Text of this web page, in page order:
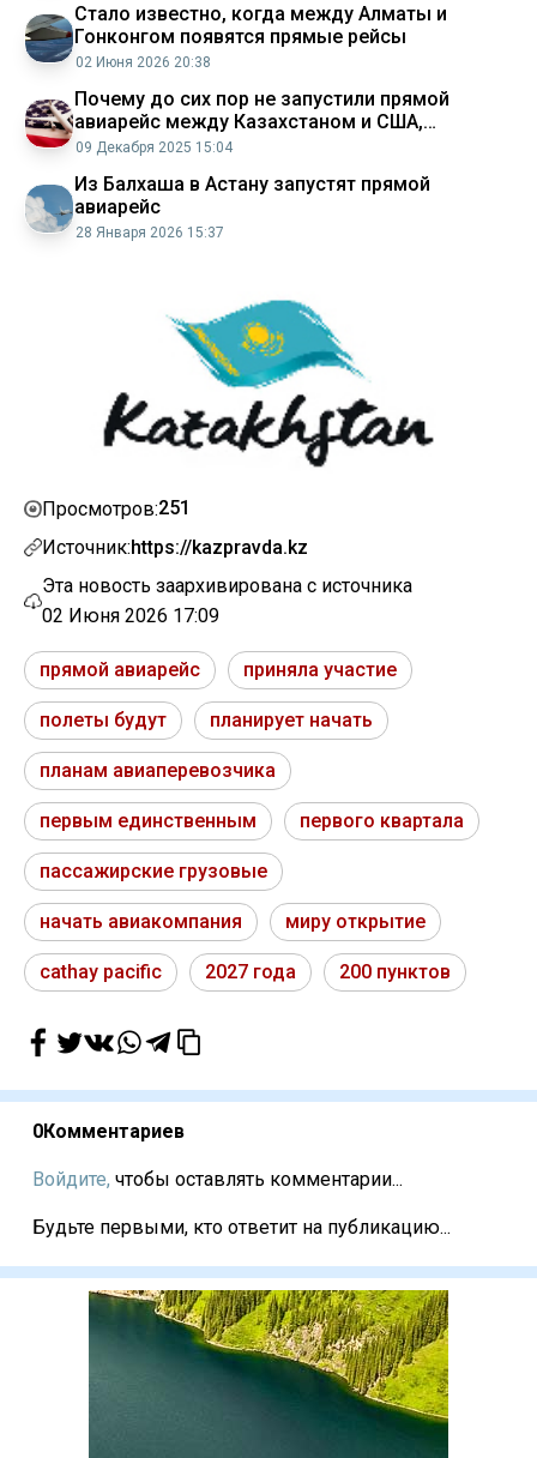
Стало известно, когда между Алматы и
Гонконгом появятся прямые рейсы
02 Июня 2026 20:38
Почему до сих пор не запустили прямой
авиарейс между Казахстаном и США,
пояснили в Минтрансе
09 Декабря 2025 15:04
Из Балхаша в Астану запустят прямой
авиарейс
28 Января 2026 15:37
Просмотров:251
Источник:https://kazpravda.kz
Эта новость заархивирована с источника
02 Июня 2026 17:09
прямой авиарейс приняла участие
полеты будут планирует начать
планам авиаперевозчика
первым единственным первого квартала
пассажирские грузовые
начать авиакомпания миру открытие
cathay pacific 2027 года 200 пунктов
0Комментариев
Войдите, чтобы оставлять комментарии...
Будьте первыми, кто ответит на публикацию...